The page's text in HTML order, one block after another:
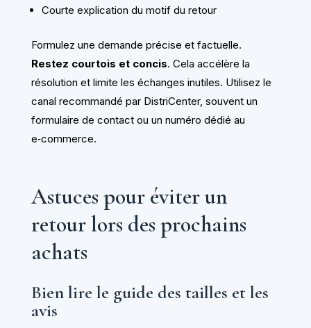
Courte explication du motif du retour
Formulez une demande précise et factuelle.
Restez courtois et concis. Cela accélère la
résolution et limite les échanges inutiles. Utilisez le
canal recommandé par DistriCenter, souvent un
formulaire de contact ou un numéro dédié au
e‑commerce.
Astuces pour éviter un
retour lors des prochains
achats
Bien lire le guide des tailles et les
avis